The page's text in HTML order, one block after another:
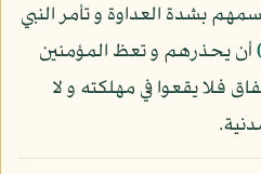
بشدة العداوة و تأمر النبي
أن يحذرهم و تعظ المؤمنين
فلا يقعوا في مهلكته و لا